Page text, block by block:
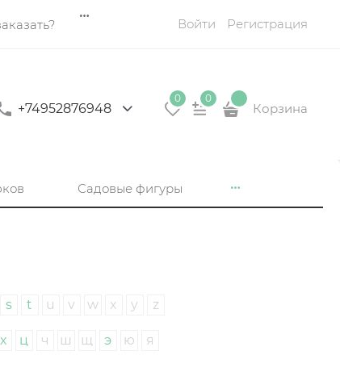
Войти Регистрация
+74952876948
0 0
Корзина
Садовые фигуры
s t u v w x y z
х ц ч ш щ э ю я